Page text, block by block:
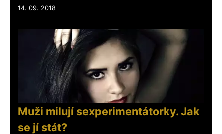
14. 09. 2018
Muži milují sexperimentátorky. Jak
se jí stát?